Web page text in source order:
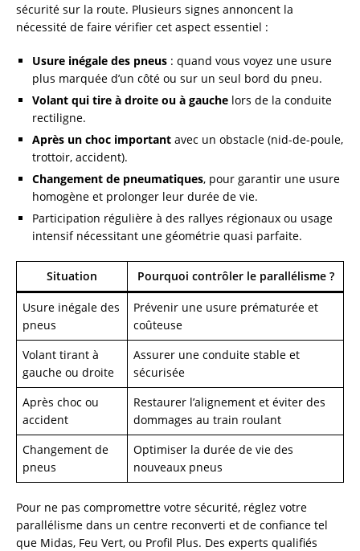
sécurité sur la route. Plusieurs signes annoncent la
nécessité de faire vérifier cet aspect essentiel :
Usure inégale des pneus : quand vous voyez une usure
plus marquée d’un côté ou sur un seul bord du pneu.
Volant qui tire à droite ou à gauche lors de la conduite
rectiligne.
Après un choc important avec un obstacle (nid-de-poule,
trottoir, accident).
Changement de pneumatiques, pour garantir une usure
homogène et prolonger leur durée de vie.
Participation régulière à des rallyes régionaux ou usage
intensif nécessitant une géométrie quasi parfaite.
Situation Pourquoi contrôler le parallélisme ?
Usure inégale des
pneus
Prévenir une usure prématurée et
coûteuse
Volant tirant à
gauche ou droite
Assurer une conduite stable et
sécurisée
Après choc ou
accident
Restaurer l’alignement et éviter des
dommages au train roulant
Changement de
pneus
Optimiser la durée de vie des
nouveaux pneus
Pour ne pas compromettre votre sécurité, réglez votre
parallélisme dans un centre reconverti et de confiance tel
que Midas, Feu Vert, ou Profil Plus. Des experts qualifiés